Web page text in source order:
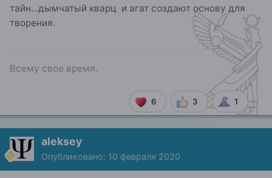
тайн...дымчатый кварц и агат создают основу для
творения.
6 3 1
Всему свое время.
aleksey
Опубликовано: 10 февраля 2020